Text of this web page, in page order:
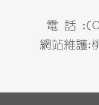
電 話
網站維護: